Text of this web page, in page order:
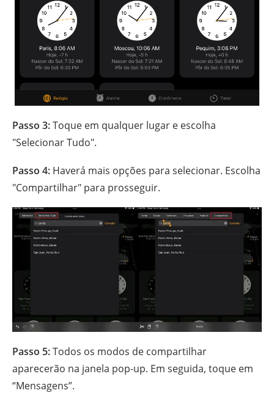
Passo 3:Toque em qualquer lugar e escolha
"Selecionar Tudo".
Passo 4: Haverá mais opções para selecionar. Escolha
"Compartilhar" para prosseguir.
Passo 5:Todos os modos de compartilhar
aparecerão na janela pop-up. Em seguida, toque em
“Mensagens”.